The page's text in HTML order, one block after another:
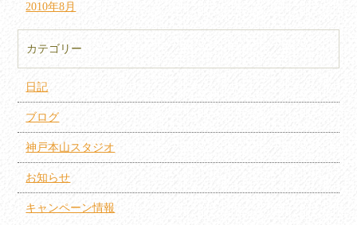
2010年8月
カテゴリー
日記
ブログ
神戸本山スタジオ
お知らせ
キャンペーン情報